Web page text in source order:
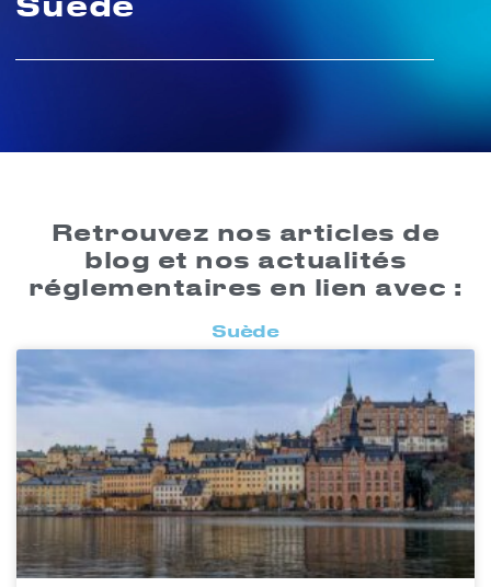
Retrouvez nos articles de
blog et nos actualités
réglementaires en lien avec :
Suède